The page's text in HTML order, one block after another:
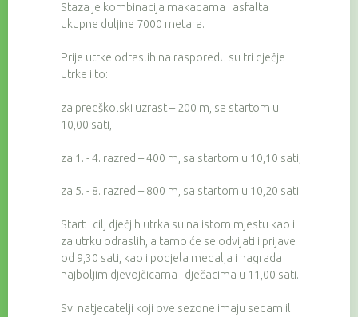
Staza je kombinacija makadama i asfalta
ukupne duljine 7000 metara.
Prije utrke odraslih na rasporedu su tri dječje
utrke i to:
za predškolski uzrast – 200 m, sa startom u
10,00 sati,
za 1. - 4. razred – 400 m, sa startom u 10,10 sati,
za 5. - 8. razred – 800 m, sa startom u 10,20 sati.
Start i cilj dječjih utrka su na istom mjestu kao i
za utrku odraslih, a tamo će se odvijati i prijave
od 9,30 sati, kao i podjela medalja i nagrada
najboljim djevojčicama i dječacima u 11,00 sati.
Svi natjecatelji koji ove sezone imaju sedam ili